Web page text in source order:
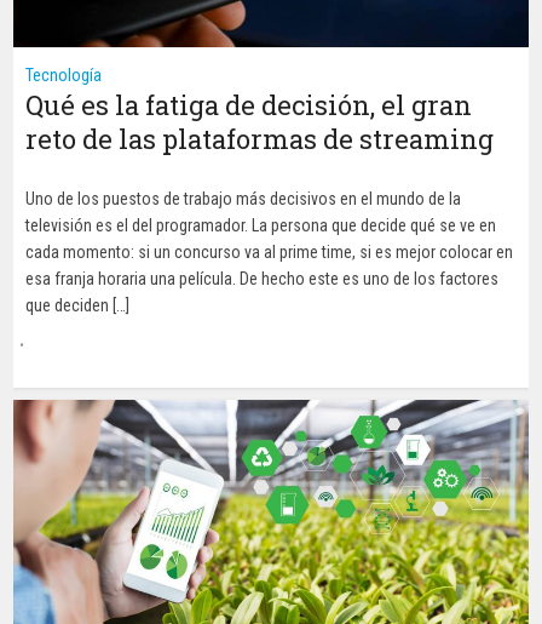
Tecnología
Qué es la fatiga de decisión, el gran
reto de las plataformas de streaming
Uno de los puestos de trabajo más decisivos en el mundo de la
televisión es el del programador. La persona que decide qué se ve en
cada momento: si un concurso va al prime time, si es mejor colocar en
esa franja horaria una película. De hecho este es uno de los factores
que deciden […]